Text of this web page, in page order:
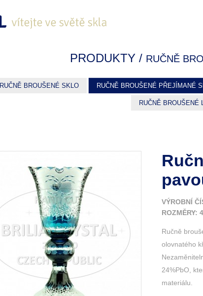
PRODUKTY / RUČNĚ
RUČNĚ BROUŠENÉ SKLO RUČNĚ BROUŠENÉ PŘEJÍMANÉ
RUČNĚ BROUŠENÉ
VÝROBNÍ
ROZMĚRY:
Ručně
olovnatého
24%PbO,
materiálu.